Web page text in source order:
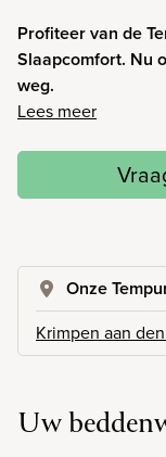
Profiteer van de
Slaapcomfort. Nu
weg.
Lees meer
Onze
Krimpen aan
Uw